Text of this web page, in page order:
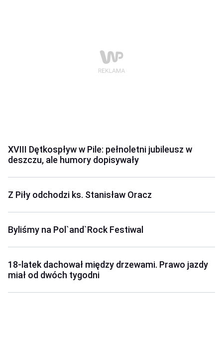
XVIII Dętkospływ w Pile: pełnoletni jubileusz w
deszczu, ale humory dopisywały
Z Piły odchodzi ks. Stanisław Oracz
Byliśmy na Pol`and`Rock Festiwal
18-latek dachował między drzewami. Prawo jazdy
miał od dwóch tygodni